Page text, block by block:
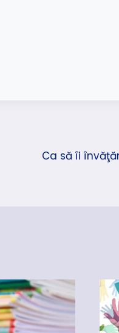
Ca să îi